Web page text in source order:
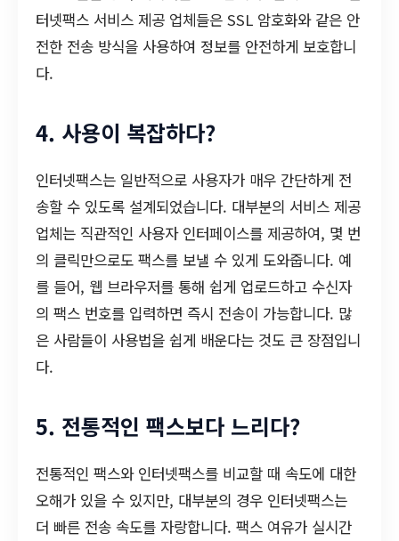
터넷팩스 서비스 제공 업체들은 SSL 암호화와 같은 안
전한 전송 방식을 사용하여 정보를 안전하게 보호합니
다.
4. 사용이 복잡하다?
인터넷팩스는 일반적으로 사용자가 매우 간단하게 전
송할 수 있도록 설계되었습니다. 대부분의 서비스 제공
업체는 직관적인 사용자 인터페이스를 제공하여, 몇 번
의 클릭만으로도 팩스를 보낼 수 있게 도와줍니다. 예
를 들어, 웹 브라우저를 통해 쉽게 업로드하고 수신자
의 팩스 번호를 입력하면 즉시 전송이 가능합니다. 많
은 사람들이 사용법을 쉽게 배운다는 것도 큰 장점입니
다.
5. 전통적인 팩스보다 느리다?
전통적인 팩스와 인터넷팩스를 비교할 때 속도에 대한
오해가 있을 수 있지만, 대부분의 경우 인터넷팩스는
더 빠른 전송 속도를 자랑합니다. 팩스 여유가 실시간